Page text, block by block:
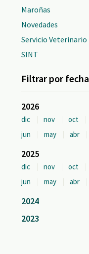
Maroñas
Novedades
Servicio Veterinario
SINT
Filtrar por fecha
2026
dic nov oct
jun
may abr
2025
dic nov oct
jun
may abr
2024
2023